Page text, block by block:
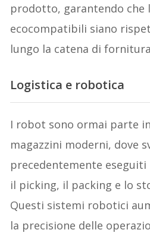
prodotto, garantendo che
ecocompatibili siano
lungo la catena di
Logistica e robotica
I robot sono ormai parte
magazzini moderni, dove
precedentemente
il picking, il packing e lo
Questi sistemi robotici
la precisione delle